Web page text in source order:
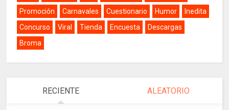
Promoción
Carnavales Cuestionario Humor
Inedita
Concurso
Viral Tienda Encuesta
Descargas
Broma
RECIENTE ALEATORIO